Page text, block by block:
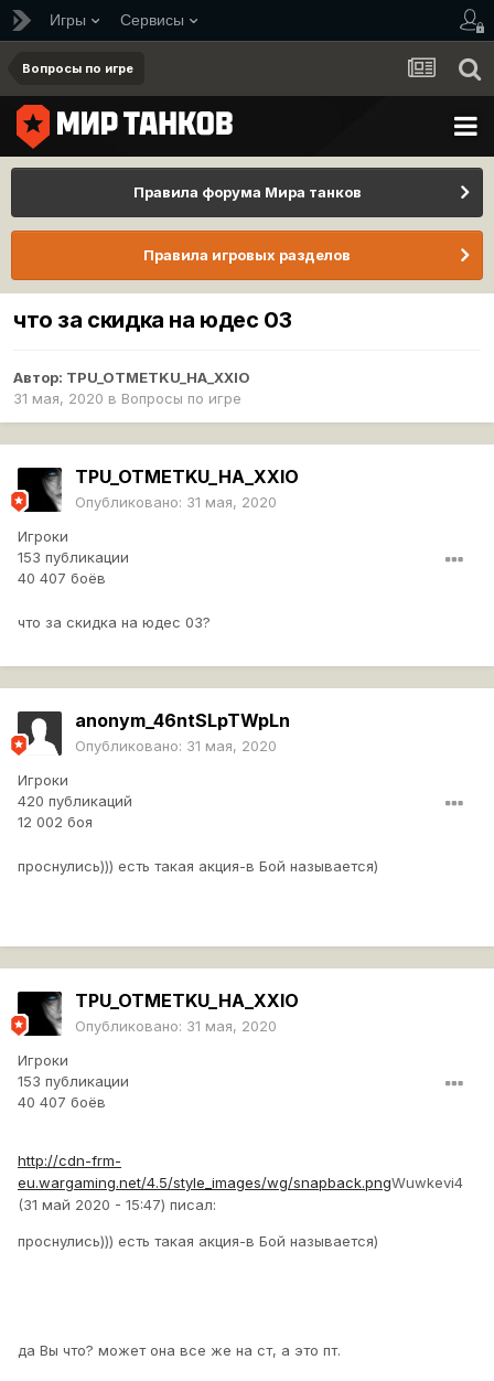
Игры Сервисы
Вопросы по игре
Правила форума Мира танков
Правила игровых разделов
что за скидка на юдес 03
Автор: TPU_OTMETKU_HA_XXIO
31 мая, 2020 в Вопросы по игре
TPU_OTMETKU_HA_XXIO
Опубликовано: 31 мая, 2020
Игроки
153 публикации
40 407 боёв
что за скидка на юдес 03?
anonym_46ntSLpTWpLn
Опубликовано: 31 мая, 2020
Игроки
420 публикаций
12 002 боя
проснулись))) есть такая акция-в Бой называется)
TPU_OTMETKU_HA_XXIO
Опубликовано: 31 мая, 2020
Игроки
153 публикации
40 407 боёв
http://cdn-frm-
eu.wargaming.net/4.5/style_images/wg/snapback.pngWuwkevi4
(31 май 2020 - 15:47) писал:
проснулись))) есть такая акция-в Бой называется)
да Вы что? может она все же на ст, а это пт.